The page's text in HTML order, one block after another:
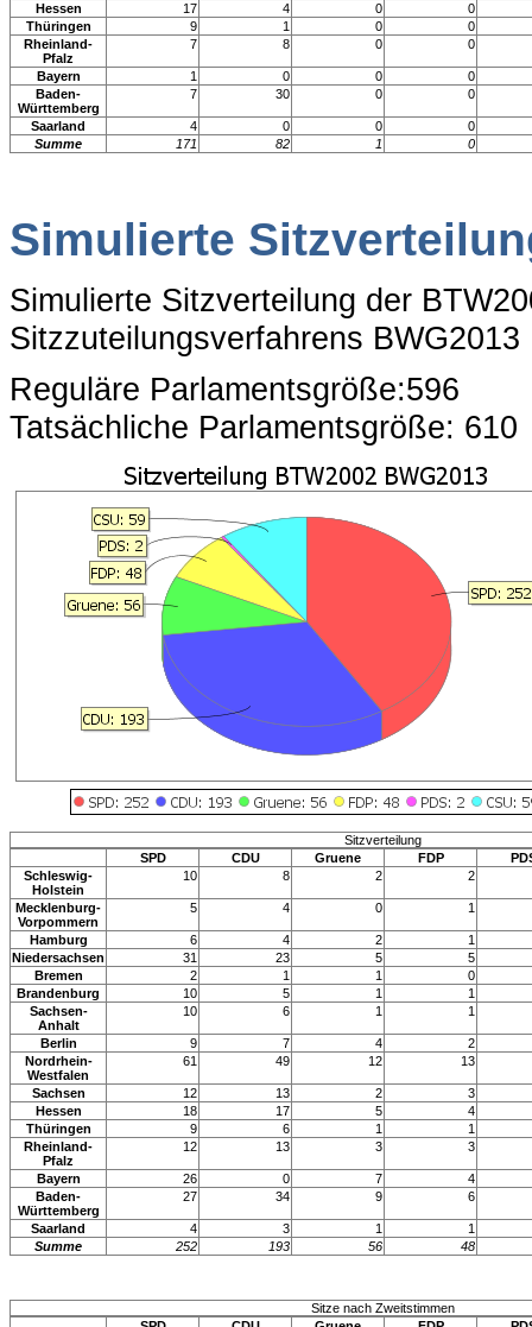
Hessen
17 4 0
0
Thüringen
9 1 0
0
Rheinland-
Pfalz
7 8 0 0
Bayern 1 0 0
0
Baden-
Württemberg
7 30 0 0
Saarland 4 0 0
0
Summe
171 82 1 0
Simulierte
Simulierte Sitzverteilung der
Sitzzuteilungsverfahrens BWG2013
Reguläre Parlamentsgröße:596
Tatsächliche Parlamentsgröße: 610
Sitzverteilung
SPD
CDU Gruene FDP
Schleswig-
Holstein
10 8 2 2
Mecklenburg-
Vorpommern
5 4 0 1
Hamburg 6 4 2
1
Niedersachsen
31 23 5
5
Bremen
2 1 1
0
Brandenburg
10 5 1
1
Sachsen-
Anhalt
10 6 1 1
Berlin 9 7 4
2
Nordrhein-
Westfalen
61 49 12 13
Sachsen 12 13 2
3
Hessen
18 17 5
4
Thüringen
9 6 1
1
Rheinland-
Pfalz
12 13 3 3
Bayern 26 0 7
4
Baden-
Württemberg
27 34 9 6
Saarland 4 3 1
1
Summe
252 193 56 48
Sitze nach Zweitstimmen